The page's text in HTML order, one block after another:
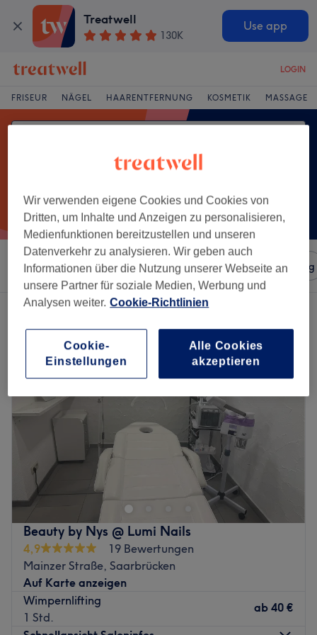
Treatwell
130K
Use app
LOGIN
FRISEUR NÄGEL HAARENTFERNUNG KOSMETIK MASSAGE
Sortieren nach Salons Expressangebote Bewertung
Ein Salon, der anbietet: wimpernlifting in Saarbrücken
Beauty by Nys @ Lumi Nails
4,9
19 Bewertungen
Mainzer Straße, Saarbrücken
Auf Karte anzeigen
Wimpernlifting
1 Std.
ab 40 €
Wir verwenden eigene Cookies und Cookies von
Dritten, um Inhalte und Anzeigen zu personalisieren,
Medienfunktionen bereitzustellen und unseren
Datenverkehr zu analysieren. Wir geben auch
Informationen über die Nutzung unserer Webseite an
unsere Partner für soziale Medien, Werbung und
Analysen weiter. Cookie-Richtlinien
Cookie-
Einstellungen
Alle Cookies
akzeptieren